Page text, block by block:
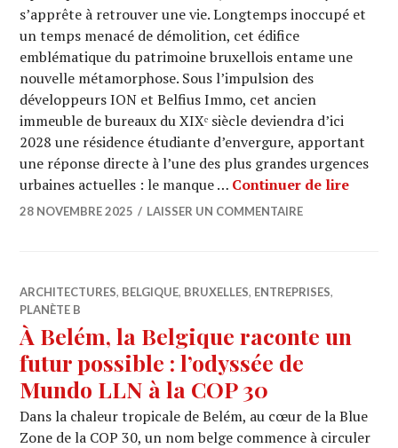
s’apprête à retrouver une vie. Longtemps inoccupé et
un temps menacé de démolition, cet édifice
emblématique du patrimoine bruxellois entame une
nouvelle métamorphose. Sous l’impulsion des
développeurs ION et Belfius Immo, cet ancien
immeuble de bureaux du XIXᵉ siècle deviendra d’ici
2028 une résidence étudiante d’envergure, apportant
une réponse directe à l’une des plus grandes urgences
urbaines actuelles : le manque … Continuer de lire
28 NOVEMBRE 2025 LAISSER UN COMMENTAIRE
ARCHITECTURES, BELGIQUE, BRUXELLES, ENTREPRISES,
PLANÈTE B
À Belém, la Belgique raconte un
futur possible : l’odyssée de
Mundo LLN à la COP 30
Dans la chaleur tropicale de Belém, au cœur de la Blue
Zone de la COP 30, un nom belge commence à circuler